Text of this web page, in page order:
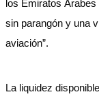
los Emiratos
sin parangón y una
aviación”.
La liquidez